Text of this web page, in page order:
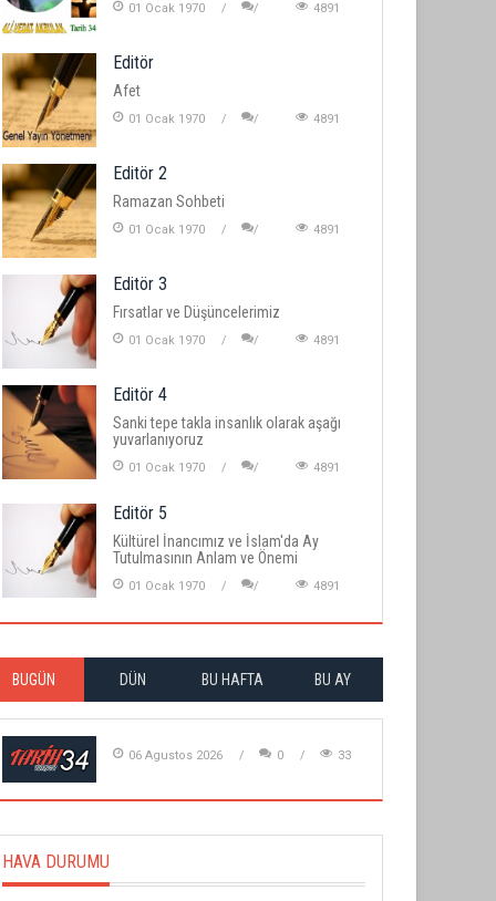
01 Ocak 1970 4891
Editör
Afet
01 Ocak 1970 4891
Editör 2
Ramazan Sohbeti
01 Ocak 1970 4891
Editör 3
Fırsatlar ve Düşüncelerimiz
01 Ocak 1970 4891
Editör 4
Sanki tepe takla insanlık olarak aşağı
yuvarlanıyoruz
01 Ocak 1970 4891
Editör 5
Kültürel İnancımız ve İslam'da Ay
Tutulmasının Anlam ve Önemi
01 Ocak 1970 4891
BUGÜN DÜN BU HAFTA BU AY
06 Agustos 2026 0 33
HAVA DURUMU